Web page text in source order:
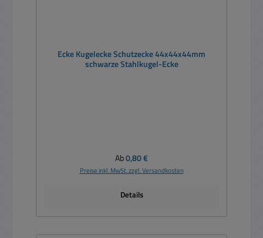
Ecke Kugelecke Schutzecke 44x44x44mm
schwarze Stahlkugel-Ecke
Regulärer Preis:
Ab0,80 €
Preise inkl. MwSt. zzgl. Versandkosten
Details